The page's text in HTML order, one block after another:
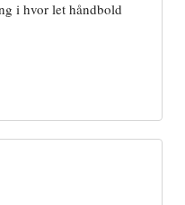
i hvor let håndbold